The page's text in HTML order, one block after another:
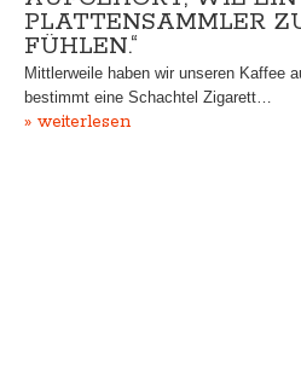
PLATTENSAMMLER
FÜHLEN.“
Mittlerweile haben wir unseren Kaffee
bestimmt eine Schachtel Zigarett…
» weiterlesen